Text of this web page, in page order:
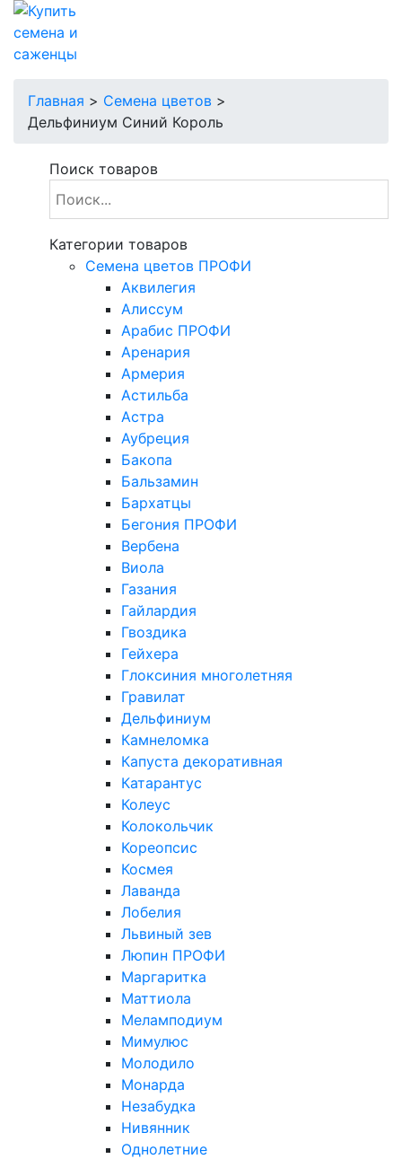
Главная > Семена цветов >
Дельфиниум Синий Король
Поиск товаров
Категории товаров
Cемена цветов ПРОФИ
Аквилегия
Алиссум
Арабис ПРОФИ
Аренария
Армерия
Астильба
Астра
Аубреция
Бакопа
Бальзамин
Бархатцы
Бегония ПРОФИ
Вербена
Виола
Газания
Гайлардия
Гвоздика
Гейхера
Глоксиния многолетняя
Гравилат
Дельфиниум
Камнеломка
Капуста декоративная
Катарантус
Колеус
Колокольчик
Кореопсис
Космея
Лаванда
Лобелия
Львиный зев
Люпин ПРОФИ
Маргаритка
Маттиола
Меламподиум
Мимулюс
Молодило
Монарда
Незабудка
Нивянник
Однолетние